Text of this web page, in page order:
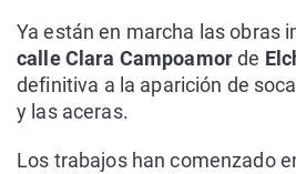
Ya están en marcha las obras
calle Clara Campoamorde
definitiva a la aparición de
y las aceras.
Los trabajos han comenzado